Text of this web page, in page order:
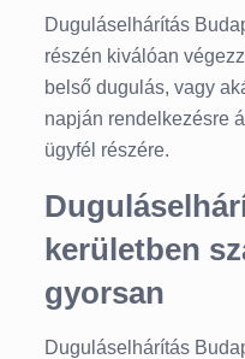
Duguláselhárítás
részén kiválóan
belső dugulás, vagy
napján rendelkezésre
ügyfél részére.
kerületben
gyorsan
Duguláselhárítás